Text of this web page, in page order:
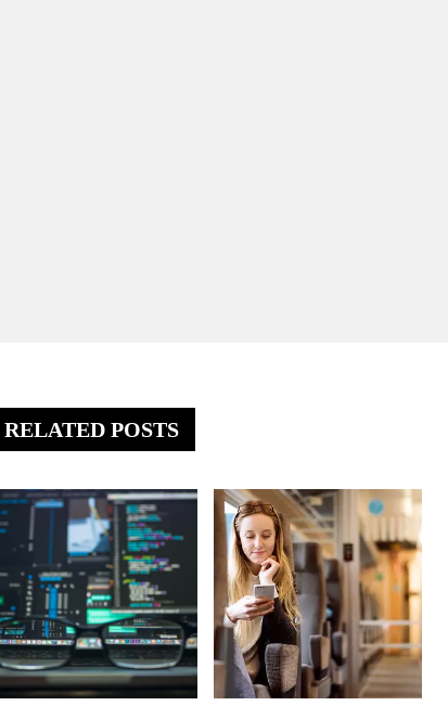
RELATED POSTS